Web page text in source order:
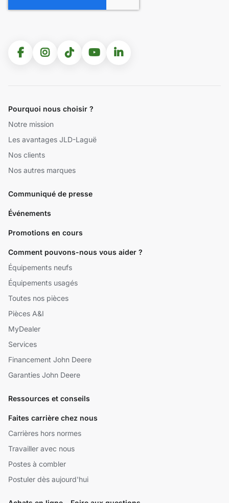
Pourquoi nous choisir ?
Notre mission
Les avantages JLD-Laguë
Nos clients
Nos autres marques
Communiqué de presse
Événements
Promotions en cours
Comment pouvons-nous vous aider ?
Équipements neufs
Équipements usagés
Toutes nos pièces
Pièces A&I
MyDealer
Services
Financement John Deere
Garanties John Deere
Ressources et conseils
Faites carrière chez nous
Carrières hors normes
Travailler avec nous
Postes à combler
Postuler dès aujourd'hui